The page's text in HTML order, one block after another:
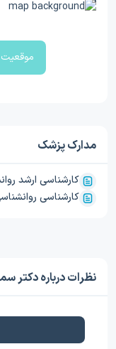
مدارک پزشک
کارشناسی ارشد
کارشناسی
نظرات درباره دکتر